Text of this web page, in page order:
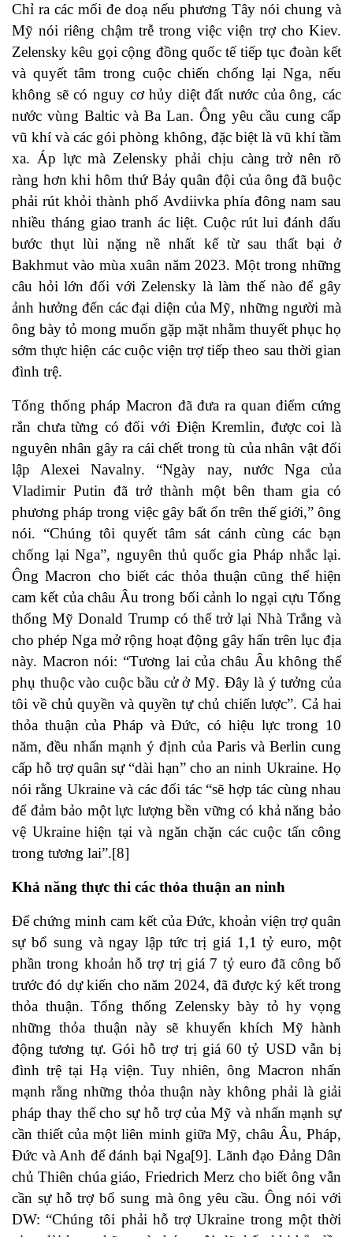
Chỉ ra các mối đe doạ nếu phương Tây nói chung và
Mỹ nói riêng chậm trễ trong việc viện trợ cho Kiev.
Zelensky kêu gọi cộng đồng quốc tế tiếp tục đoàn kết
và quyết tâm trong cuộc chiến chống lại Nga, nếu
không sẽ có nguy cơ hủy diệt đất nước của ông, các
nước vùng Baltic và Ba Lan. Ông yêu cầu cung cấp
vũ khí và các gói phòng không, đặc biệt là vũ khí tầm
xa. Áp lực mà Zelensky phải chịu càng trở nên rõ
ràng hơn khi hôm thứ Bảy quân đội của ông đã buộc
phải rút khỏi thành phố Avdiivka phía đông nam sau
nhiều tháng giao tranh ác liệt. Cuộc rút lui đánh dấu
bước thụt lùi nặng nề nhất kể từ sau thất bại ở
Bakhmut vào mùa xuân năm 2023. Một trong những
câu hỏi lớn đối với Zelensky là làm thế nào để gây
ảnh hưởng đến các đại diện của Mỹ, những người mà
ông bày tỏ mong muốn gặp mặt nhằm thuyết phục họ
sớm thực hiện các cuộc viện trợ tiếp theo sau thời gian
đình trệ.
Tổng thống pháp Macron đã đưa ra quan điểm cứng
rắn chưa từng có đối với Điện Kremlin, được coi là
nguyên nhân gây ra cái chết trong tù của nhân vật đối
lập Alexei Navalny. “Ngày nay, nước Nga của
Vladimir Putin đã trở thành một bên tham gia có
phương pháp trong việc gây bất ổn trên thế giới,” ông
nói. “Chúng tôi quyết tâm sát cánh cùng các bạn
chống lại Nga”, nguyên thủ quốc gia Pháp nhắc lại.
Ông Macron cho biết các thỏa thuận cũng thể hiện
cam kết của châu Âu trong bối cảnh lo ngại cựu Tổng
thống Mỹ Donald Trump có thể trở lại Nhà Trắng và
cho phép Nga mở rộng hoạt động gây hấn trên lục địa
này. Macron nói: “Tương lai của châu Âu không thể
phụ thuộc vào cuộc bầu cử ở Mỹ. Đây là ý tưởng của
tôi về chủ quyền và quyền tự chủ chiến lược”. Cả hai
thỏa thuận của Pháp và Đức, có hiệu lực trong 10
năm, đều nhấn mạnh ý định của Paris và Berlin cung
cấp hỗ trợ quân sự “dài hạn” cho an ninh Ukraine. Họ
nói rằng Ukraine và các đối tác “sẽ hợp tác cùng nhau
để đảm bảo một lực lượng bền vững có khả năng bảo
vệ Ukraine hiện tại và ngăn chặn các cuộc tấn công
trong tương lai”.[8]
Khả năng thực thi các thỏa thuận an ninh
Để chứng minh cam kết của Đức, khoản viện trợ quân
sự bổ sung và ngay lập tức trị giá 1,1 tỷ euro, một
phần trong khoản hỗ trợ trị giá 7 tỷ euro đã công bố
trước đó dự kiến ​​cho năm 2024, đã được ký kết trong
thỏa thuận. Tổng thống Zelensky bày tỏ hy vọng
những thỏa thuận này sẽ khuyến khích Mỹ hành
động tương tự. Gói hỗ trợ trị giá 60 tỷ USD vẫn bị
đình trệ tại Hạ viện. Tuy nhiên, ông Macron nhấn
mạnh rằng những thỏa thuận này không phải là giải
pháp thay thế cho sự hỗ trợ của Mỹ và nhấn mạnh sự
cần thiết của một liên minh giữa Mỹ, châu Âu, Pháp,
Đức và Anh để đánh bại Nga[9]. Lãnh đạo Đảng Dân
chủ Thiên chúa giáo, Friedrich Merz cho biết ông vẫn
cần sự hỗ trợ bổ sung mà ông yêu cầu. Ông nói với
DW: “Chúng tôi phải hỗ trợ Ukraine trong một thời